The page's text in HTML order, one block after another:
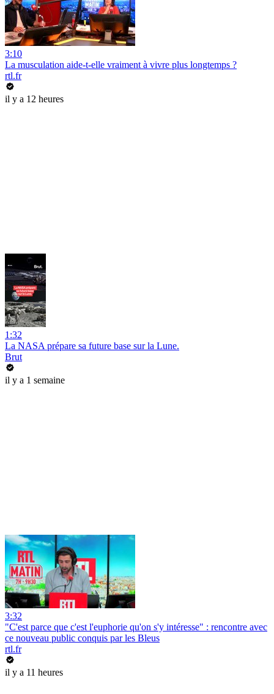
3:10
La musculation aide-t-elle vraiment à vivre plus longtemps ?
rtl.fr
il y a 12 heures
1:32
La NASA prépare sa future base sur la Lune.
Brut
il y a 1 semaine
3:32
"C'est parce que c'est l'euphorie qu'on s'y intéresse" : rencontre avec
ce nouveau public conquis par les Bleus
rtl.fr
il y a 11 heures